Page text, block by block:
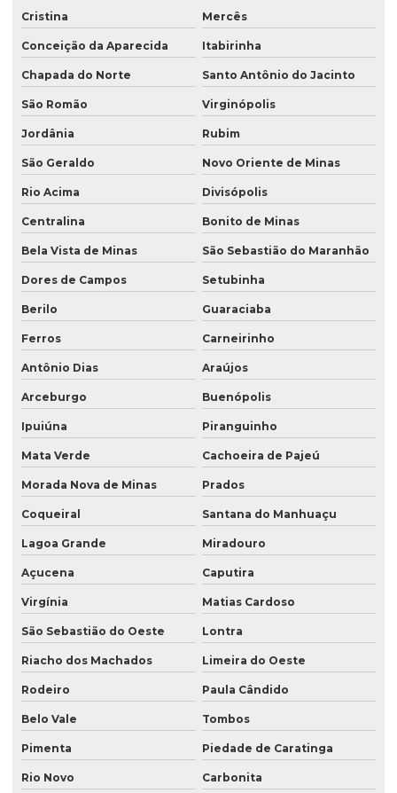
Cristina Mercês
Conceição da Aparecida Itabirinha
Chapada do Norte Santo Antônio do Jacinto
São Romão Virginópolis
Jordânia Rubim
São Geraldo Novo Oriente de Minas
Rio Acima Divisópolis
Centralina Bonito de Minas
Bela Vista de Minas São Sebastião do Maranhão
Dores de Campos Setubinha
Berilo Guaraciaba
Ferros Carneirinho
Antônio Dias Araújos
Arceburgo Buenópolis
Ipuiúna Piranguinho
Mata Verde Cachoeira de Pajeú
Morada Nova de Minas Prados
Coqueiral Santana do Manhuaçu
Lagoa Grande Miradouro
Açucena Caputira
Virgínia Matias Cardoso
São Sebastião do Oeste Lontra
Riacho dos Machados Limeira do Oeste
Rodeiro Paula Cândido
Belo Vale Tombos
Pimenta Piedade de Caratinga
Rio Novo Carbonita